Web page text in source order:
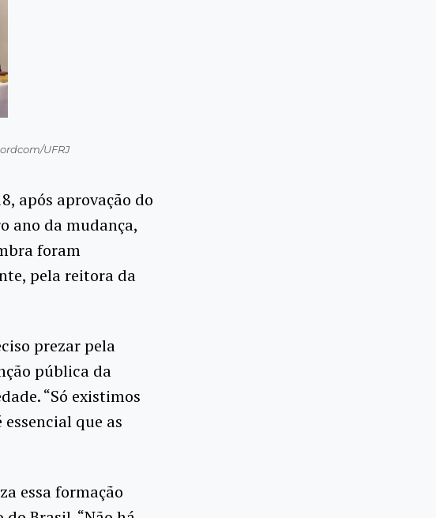
UFRJ
após aprovação do
ano da mudança,
foram
pela reitora da
prezar pela
pública da
“Só existimos
que as
essa formação